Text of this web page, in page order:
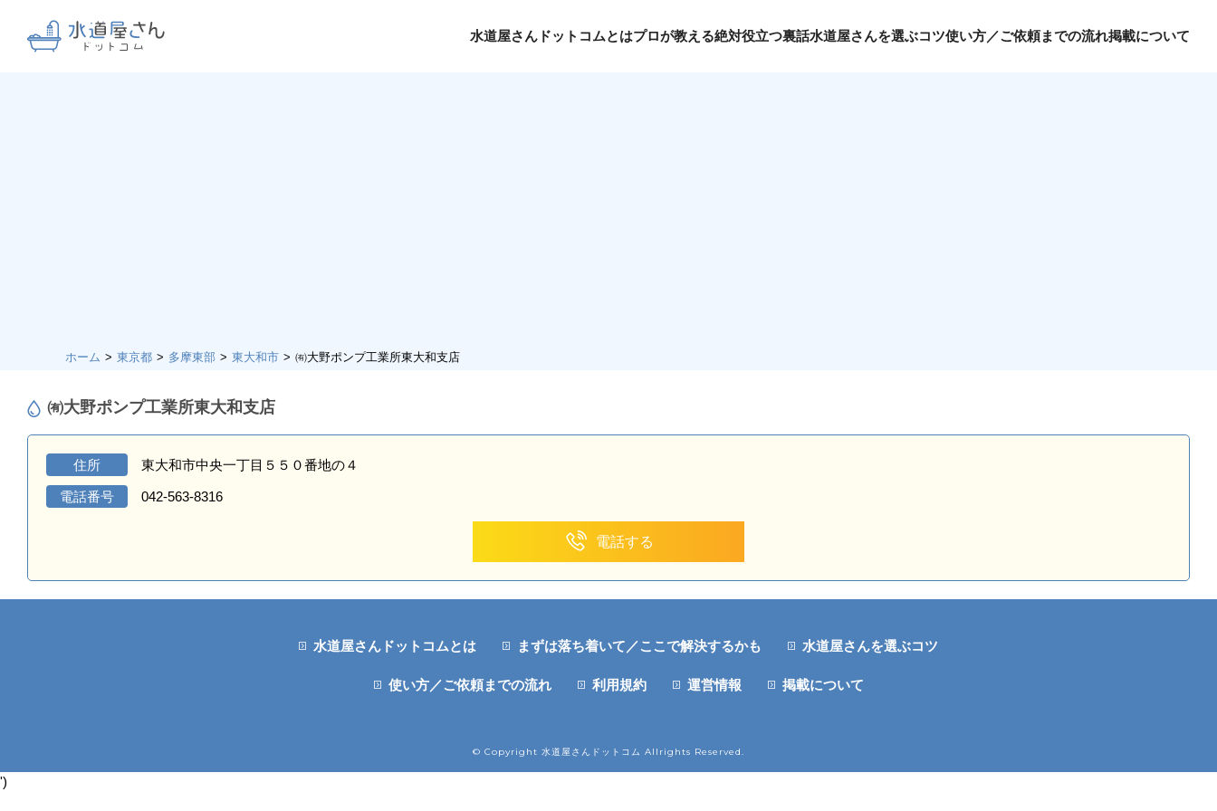
水道屋さんドットコムとはプロが教える絶対役立つ裏話水道屋さんを選ぶコツ使い方／ご依頼までの流れ掲載について
ホーム 東京都 多摩東部 東大和市 ㈲大野ポンプ工業所東大和支店
㈲大野ポンプ工業所東大和支店
住所 東大和市中央一丁目５５０番地の４
電話番号 042-563-8316
電話する
水道屋さんドットコムとは まずは落ち着いて／ここで解決するかも 水道屋さんを選ぶコツ
使い方／ご依頼までの流れ 利用規約 運営情報 掲載について
© Copyright 水道屋さんドットコム Allrights Reserved.
')